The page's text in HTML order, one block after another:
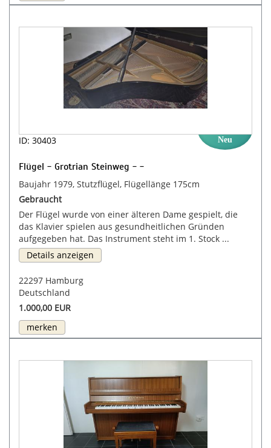
ID: 30403 Neu
Flügel - Grotrian Steinweg - -
Baujahr 1979, Stutzflügel, Flügellänge 175cm
Gebraucht
Der Flügel wurde von einer älteren Dame gespielt, die
das Klavier spielen aus gesundheitlichen Gründen
aufgegeben hat. Das Instrument steht im 1. Stock ...
Details anzeigen
22297 Hamburg
Deutschland
1.000,00 EUR
merken